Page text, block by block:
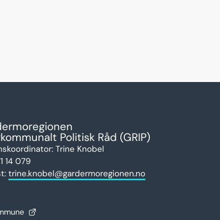
Politisk Råd (GRIP)
Trine Knobel
14 079
trine.knobel@gardermoregionen.no